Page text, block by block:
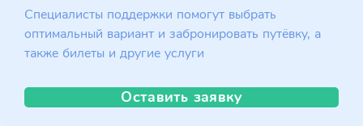
Специалисты поддержки помогут выбрать
оптимальный вариант и забронировать путёвку, а
также билеты и другие услуги
Оставить заявку